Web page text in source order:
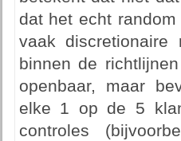
dat het echt
vaak
binnen de
openbaar, maar
elke 1 op de 5
controles